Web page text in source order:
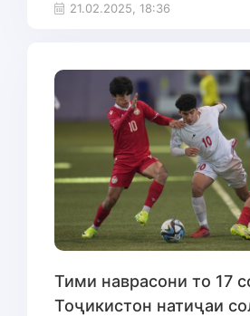
21.02.2025, 18:36
Тими наврасони то 17
Тоҷикистон натиҷаи